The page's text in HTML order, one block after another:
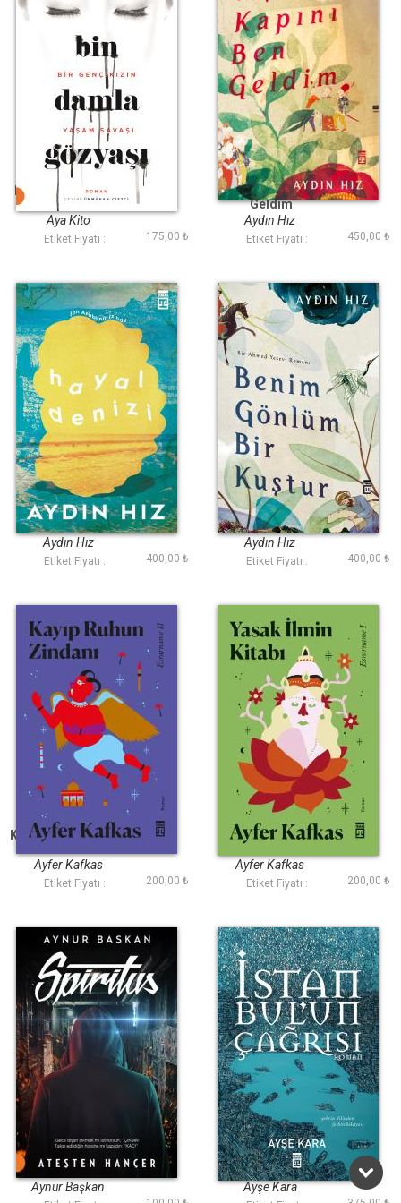
Bin Damla Gözyaşı
Aya Kito
Etiket Fiyatı : 175,00 ₺
Aşk Kapını Ben
Geldim
Aydın Hız
Etiket Fiyatı : 450,00 ₺
Hayal Denizi
Aydın Hız
Etiket Fiyatı : 400,00 ₺
Benim Gönlüm Bir
Kuştur
Aydın Hız
Etiket Fiyatı : 400,00 ₺
Kayıp Ruhun Zindanı
Ayfer Kafkas
Etiket Fiyatı : 200,00 ₺
Yasak İlmin Kitabı
Ayfer Kafkas
Etiket Fiyatı : 200,00 ₺
Spiritus
Aynur Başkan
İstanbulun Çağrısı
Ayşe Kara